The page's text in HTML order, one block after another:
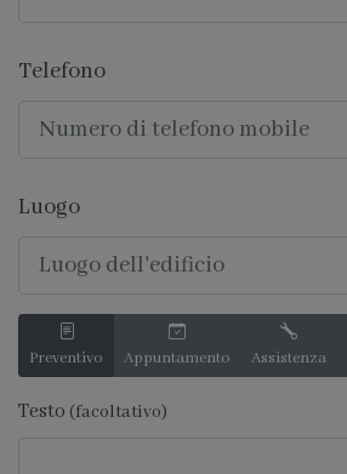
Telefono
Luogo
Preventivo Appuntamento Assistenza
Testo (facoltativo)